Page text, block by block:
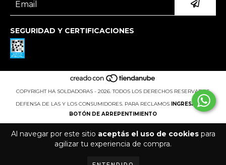
Al navegar por este sitio aceptás el uso de cookiespara
agilizar tu experiencia de compra.
SEGURIDAD Y CERTIFICACIONES
COPYRIGHT HA SOLDADORAS - 2026. TODOS LOS DERECHOS RESERVADOS.
DEFENSA DE LAS Y LOS CONSUMIDORES. PARA RECLAMOS
INGRESÁ ACÁ.
BOTÓN DE ARREPENTIMIENTO